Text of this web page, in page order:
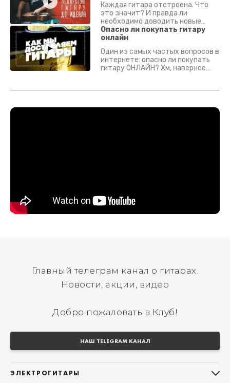
Каждая гитара отстроена. Что
это значит? И правда ли
необходимо доводить новые
гитары? Если кратко - да.
Подробно - в видео :)
Опасно ли покупать гитару
онлайн
Один из самых частых вопросов в
интернете: опасно ли покупать
гитару ОНЛАЙН? Хм, наверное
застрахован. Случись что -
Главный телеграм канал о гитарах.
Новости, акции, видео
Добро пожаловать в Клуб!
НАШ TELEGRAM КАНАЛ
ЭЛЕКТРОГИТАРЫ